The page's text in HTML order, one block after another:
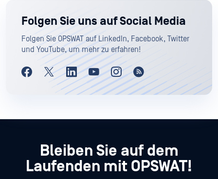
Folgen Sie uns auf Social Media
Folgen Sie OPSWAT auf LinkedIn, Facebook, Twitter
und YouTube, um mehr zu erfahren!
Bleiben Sie auf dem
Laufenden mit OPSWAT!